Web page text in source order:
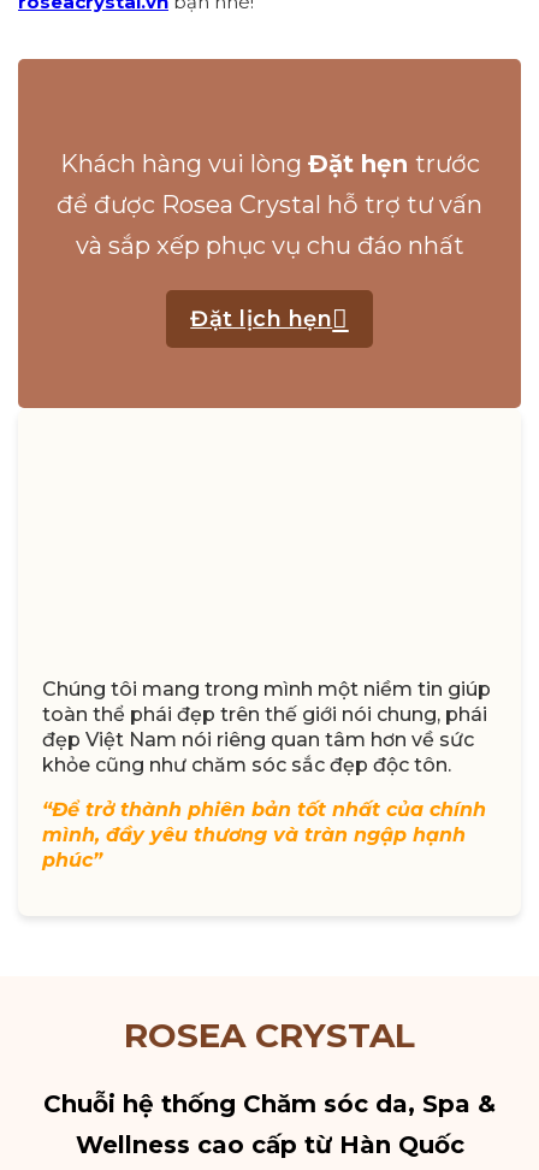
Khách hàng vui lòng Đặt hẹn trước
để được Rosea Crystal hỗ trợ tư vấn
và sắp xếp phục vụ chu đáo nhất
Đặt lịch hẹn
Chúng tôi mang trong mình một niềm tin giúp
toàn thể phái đẹp trên thế giới nói chung, phái
đẹp Việt Nam nói riêng quan tâm hơn về sức
khỏe cũng như chăm sóc sắc đẹp độc tôn.
“Để trở thành phiên bản tốt nhất của chính
mình, đầy yêu thương và tràn ngập hạnh
phúc”
ROSEA CRYSTAL
Chuỗi hệ thống Chăm sóc da, Spa &
Wellness cao cấp từ Hàn Quốc